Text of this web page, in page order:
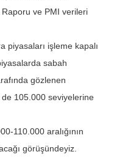
ve PMI verileri
piyasaları işleme kapalı
sabah
gözlenen
105.000 seviyelerine
110.000 aralığının
görüşündeyiz.